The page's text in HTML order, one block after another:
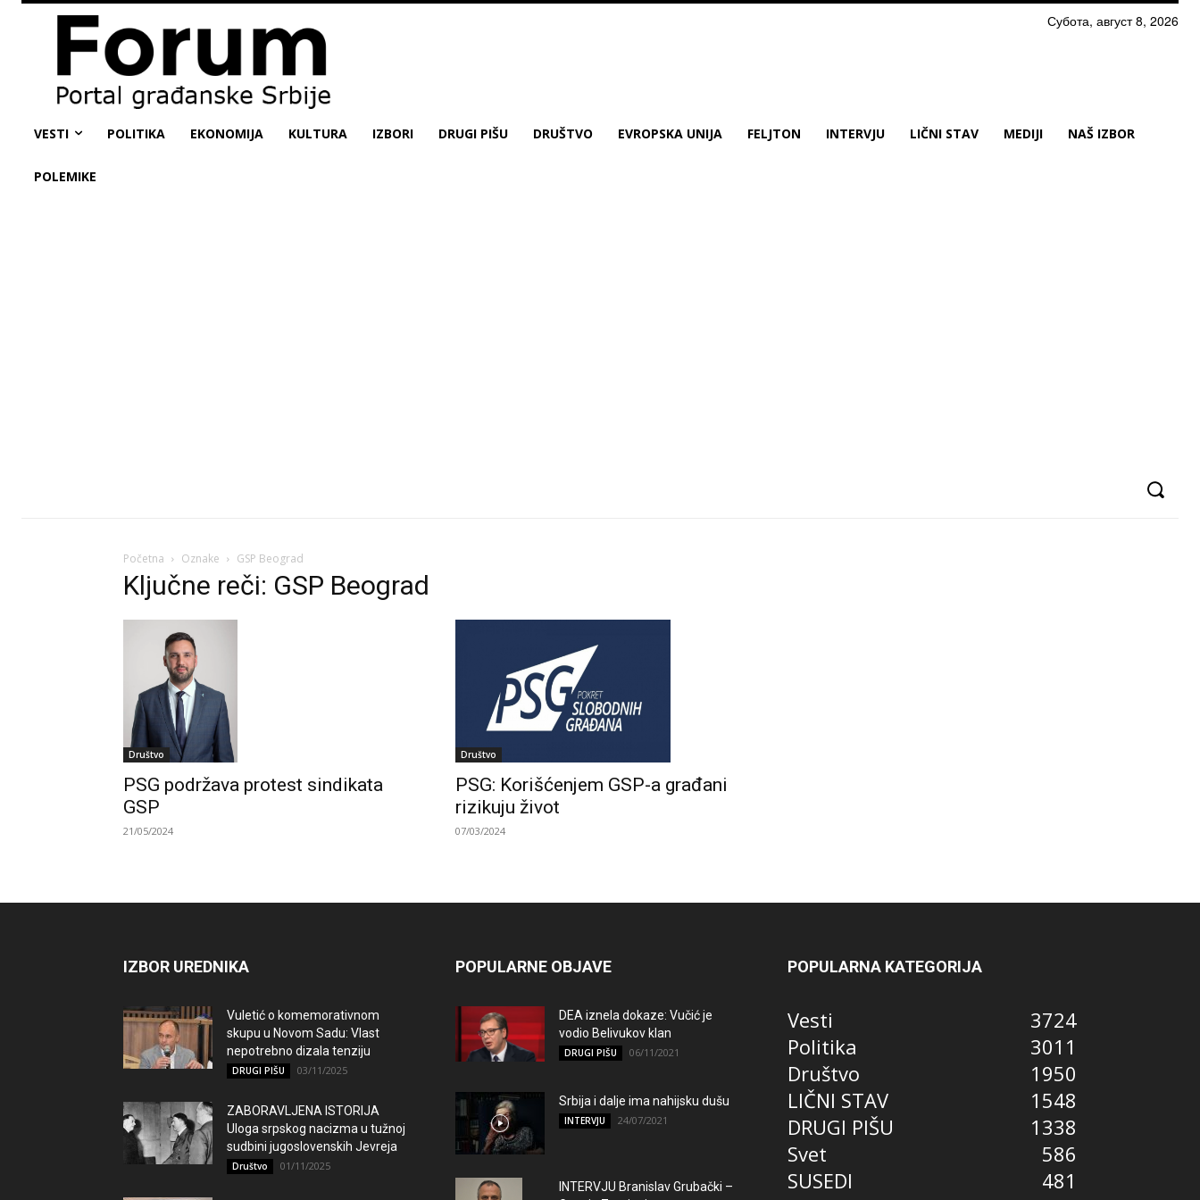
Субота, август 8, 2026
VESTI POLITIKA EKONOMIJA KULTURA IZBORI DRUGI PIŠU DRUŠTVO EVROPSKA UNIJA FELJTON INTERVJU LIČNI STAV MEDIJI NAŠ IZBOR
POLEMIKE
Početna Oznake GSP Beograd
Ključne reči: GSP Beograd
Društvo
PSG podržava protest sindikata
GSP
21/05/2024
Društvo
PSG: Korišćenjem GSP-a građani
rizikuju život
07/03/2024
IZBOR UREDNIKA
Vuletić o komemorativnom
skupu u Novom Sadu: Vlast
nepotrebno dizala tenziju
DRUGI PIŠU 03/11/2025
ZABORAVLJENA ISTORIJA
Uloga srpskog nacizma u tužnoj
sudbini jugoslovenskih Jevreja
Društvo 01/11/2025
POPULARNE OBJAVE
DEA iznela dokaze: Vučić je
vodio Belivukov klan
DRUGI PIŠU 06/11/2021
Srbija i dalje ima nahijsku dušu
INTERVJU 24/07/2021
INTERVJU Branislav Grubački –
POPULARNA KATEGORIJA
Vesti
3724
Politika
3011
Društvo
1950
LIČNI STAV
1548
DRUGI PIŠU
1338
Svet
586
SUSEDI
481